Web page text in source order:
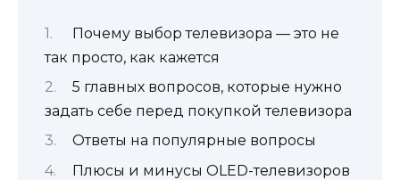
Почему выбор телевизора — это не
так просто, как кажется
5 главных вопросов, которые нужно
задать себе перед покупкой телевизора
Ответы на популярные вопросы
Плюсы и минусы OLED-телевизоров